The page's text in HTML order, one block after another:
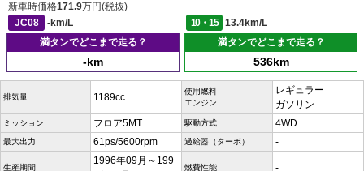
新車時価格171.9万円(税抜)
JC08
-km/L 10・15
13.4km/L
満タンでどこまで走る？
-km
満タンでどこまで走る？
536km
排気量 1189cc
使用燃料
エンジン
レギュラー
ガソリン
ミッション フロア5MT 駆動方式 4WD
最大出力 61ps/5600rpm 過給器（ターボ） -
生産期間
1996年09月～199
燃費性能 -